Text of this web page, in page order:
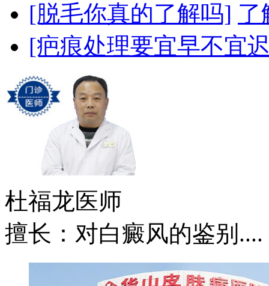
[脱毛你真的了解吗] 了
[疤痕处理要宜早不宜
杜福龙医师
擅长：对白癜风的鉴别....